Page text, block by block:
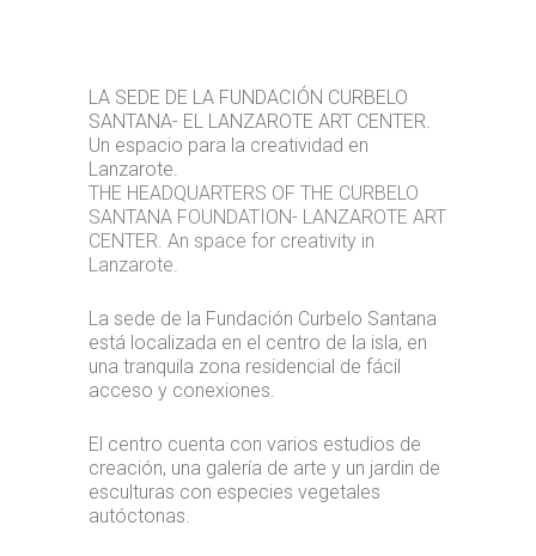
LA SEDE DE LA FUNDACIÓN CURBELO
SANTANA- EL LANZAROTE ART CENTER.
Un espacio para la creatividad en
Lanzarote.
THE HEADQUARTERS OF THE CURBELO
SANTANA FOUNDATION- LANZAROTE ART
CENTER. An space for creativity in
Lanzarote.
La sede de la Fundación Curbelo Santana
está localizada en el centro de la isla, en
una tranquila zona residencial de fácil
acceso y conexiones.
El centro cuenta con varios estudios de
creación, una galería de arte y un jardin de
esculturas con especies vegetales
autóctonas.